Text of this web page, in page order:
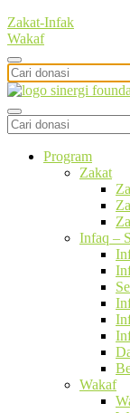
Zakat-Infak
Wakaf
Program
Zakat
Infaq –
Wakaf